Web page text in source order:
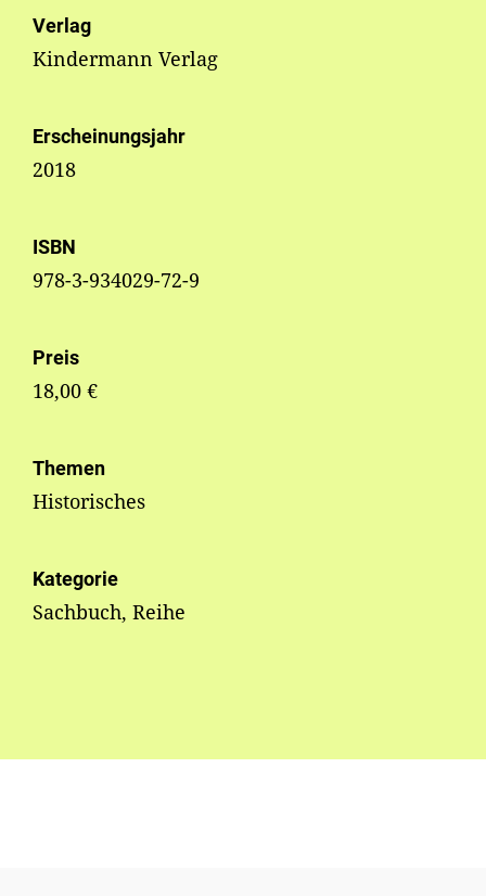
Verlag
Kindermann Verlag
Erscheinungsjahr
2018
ISBN
978-3-934029-72-9
Preis
18,00 €
Themen
Historisches
Kategorie
Sachbuch, Reihe